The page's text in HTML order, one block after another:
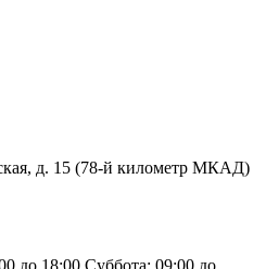
д. 15 (78-й километр МКАД)
до 18:00 Суббота: 09:00 до